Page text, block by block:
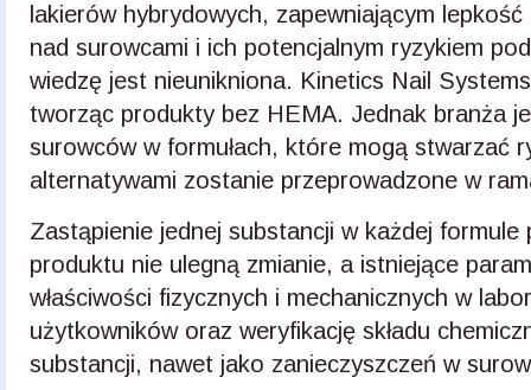
lakierów hybrydowych, zapewniającym
nad surowcami i ich potencjalnym ryzykiem
wiedzę jest nieunikniona. Kinetics Nail
tworząc produkty bez HEMA. Jednak branża
surowców w formułach, które mogą stwarzać
alternatywami zostanie przeprowadzone w
Zastąpienie jednej substancji w każdej
produktu nie ulegną zmianie, a istniejące
właściwości fizycznych i mechanicznych w
użytkowników oraz weryfikację składu
substancji, nawet jako zanieczyszczeń w